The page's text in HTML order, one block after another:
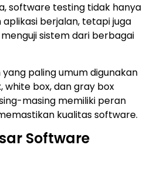
software testing tidak hanya
berjalan, tetapi juga
sistem dari berbagai
paling umum digunakan
white box, dan gray box
masing memiliki peran
kualitas software.
Software